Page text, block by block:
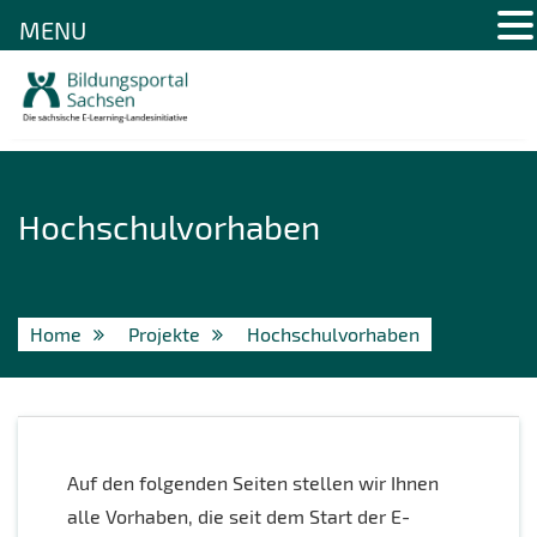
Hochschulvorhaben
Home Projekte Hochschulvorhaben
Auf den folgenden Seiten stellen wir Ihnen
alle Vorhaben, die seit dem Start der E-
MENU